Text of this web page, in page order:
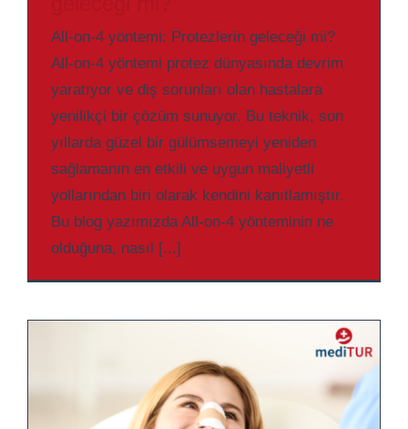
All-on-4 yöntemi: Protezlerin geleceği mi?
All-on-4 yöntemi protez dünyasında devrim
yaratıyor ve diş sorunları olan hastalara
yenilikçi bir çözüm sunuyor. Bu teknik, son
yıllarda güzel bir gülümsemeyi yeniden
sağlamanın en etkili ve uygun maliyetli
yollarından biri olarak kendini kanıtlamıştır.
Bu blog yazımızda All-on-4 yönteminin ne
olduğuna, nasıl [...]